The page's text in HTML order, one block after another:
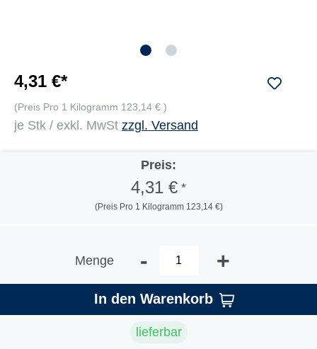
4,31 €*
(Preis Pro 1 Kilogramm 123,14 € )
je Stk / exkl. MwSt zzgl. Versand
Preis:
4,31 € *
(Preis Pro 1 Kilogramm 123,14 €)
Menge - +
In den Warenkorb
lieferbar